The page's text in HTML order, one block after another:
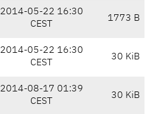
2014-05-22 16:30
CEST
1773 B
2014-05-22 16:30
CEST
30 KiB
2014-08-17 01:39
CEST
30 KiB